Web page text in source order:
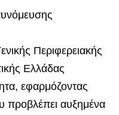
Περιφερειακής
Ελλάδας
εφαρμόζοντας
προβλέπει αυξημένα